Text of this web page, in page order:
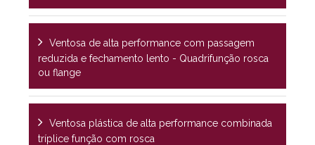
Ventosa de alta performance com passagem
reduzida e fechamento lento - Quadrifunção rosca
ou flange
Ventosa plástica de alta performance combinada
tríplice função com rosca